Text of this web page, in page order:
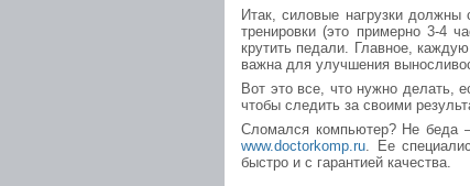
Итак, силовые нагрузки должны
тренировки (это примерно 3-4
крутить педали. Главное,
важна для улучшения
Вот это все, что нужно делать,
чтобы следить за своими
Сломался компьютер? Не беда
www.doctorkomp.ru. Ее
быстро и с гарантией качества.